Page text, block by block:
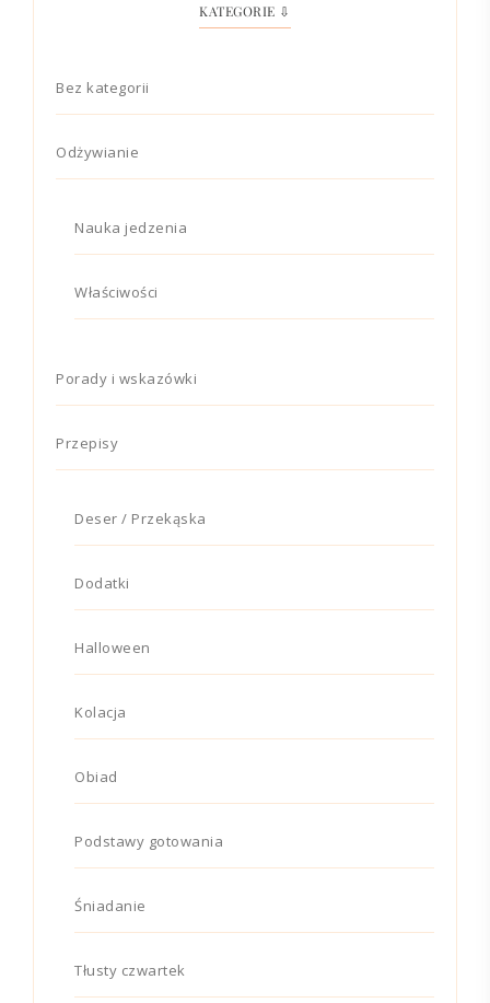
KATEGORIE ⇩
Bez kategorii
Odżywianie
Nauka jedzenia
Właściwości
Porady i wskazówki
Przepisy
Deser / Przekąska
Dodatki
Halloween
Kolacja
Obiad
Podstawy gotowania
Śniadanie
Tłusty czwartek